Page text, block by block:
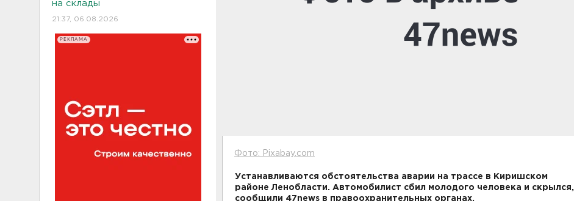
на склады
21:37, 06.08.2026
РЕКЛАМА
Фото: Pixabay.com
Устанавливаются обстоятельства аварии на трассе в Киришском
районе Ленобласти. Автомобилист сбил молодого человека и скрылся,
сообщили 47news в правоохранительных органах.